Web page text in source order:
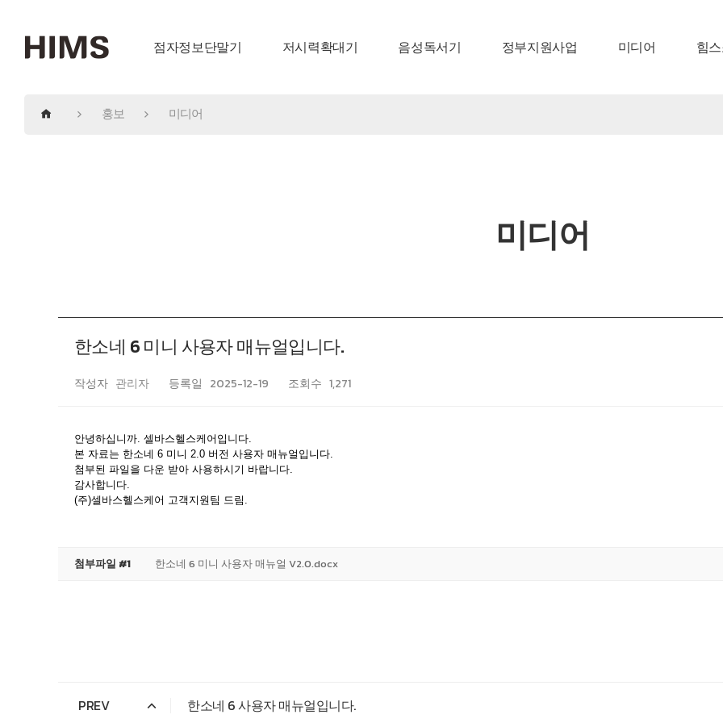
점자정보단말기 저시력확대기 음성독서기 정부지원사업 미디어 힘
홍보 미디어
미디어
한소네 6 미니 사용자 매뉴얼입니다.
작성자 관리자 등록일 2025-12-19 조회수 1,271
안녕하십니까. 셀바스헬스케어입니다.
본 자료는 한소네 6 미니 2.0 버전 사용자 매뉴얼입니다.
첨부된 파일을 다운 받아 사용하시기 바랍니다.
감사합니다.
(주)셀바스헬스케어 고객지원팀 드림 .
첨부파일 #1 한소네 6 미니 사용자 매뉴얼 V2.0.docx
PREV 한소네 6 사용자 매뉴얼입니다.